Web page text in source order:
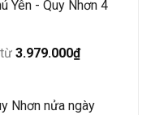
Yên - Quy Nhơn 4
3.979.000₫
Nhơn nửa ngày